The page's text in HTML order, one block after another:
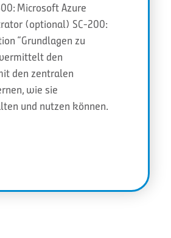
Microsoft Azure
(optional) SC-200:
“Grundlagen zu
den
den zentralen
wie sie
und nutzen können.